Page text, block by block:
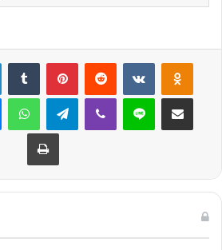
LinkedInTumblr PinterestReddit VKontakte
MessengerWhatsAppTelegramViber Line E-Posta ile
Yazdır